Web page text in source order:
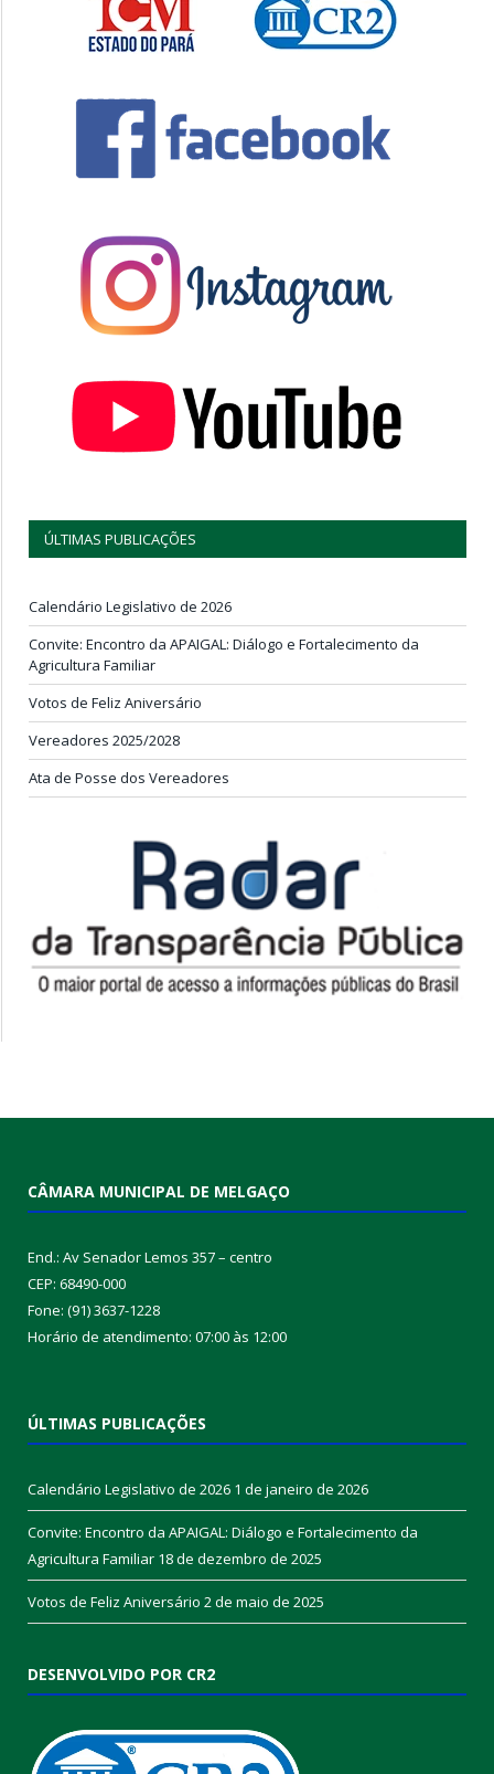
ÚLTIMAS PUBLICAÇÕES
Calendário Legislativo de 2026
Convite: Encontro da APAIGAL: Diálogo e Fortalecimento da
Agricultura Familiar
Votos de Feliz Aniversário
Vereadores 2025/2028
Ata de Posse dos Vereadores
CÂMARA MUNICIPAL DE MELGAÇO
End.: Av Senador Lemos 357 – centro
CEP: 68490-000
Fone: (91) 3637-1228
Horário de atendimento: 07:00 às 12:00
ÚLTIMAS PUBLICAÇÕES
Calendário Legislativo de 2026 1 de janeiro de 2026
Convite: Encontro da APAIGAL: Diálogo e Fortalecimento da
Agricultura Familiar 18 de dezembro de 2025
Votos de Feliz Aniversário 2 de maio de 2025
DESENVOLVIDO POR CR2